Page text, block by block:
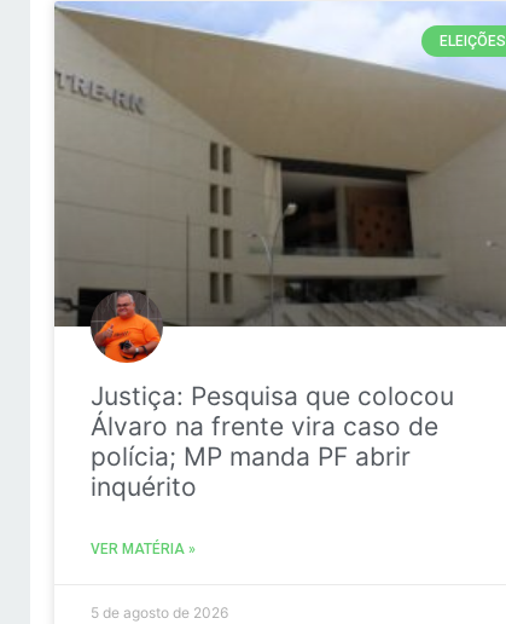
ELEIÇÕES
Justiça: Pesquisa que colocou
Álvaro na frente vira caso de
polícia; MP manda PF abrir
inquérito
VER MATÉRIA »
5 de agosto de 2026